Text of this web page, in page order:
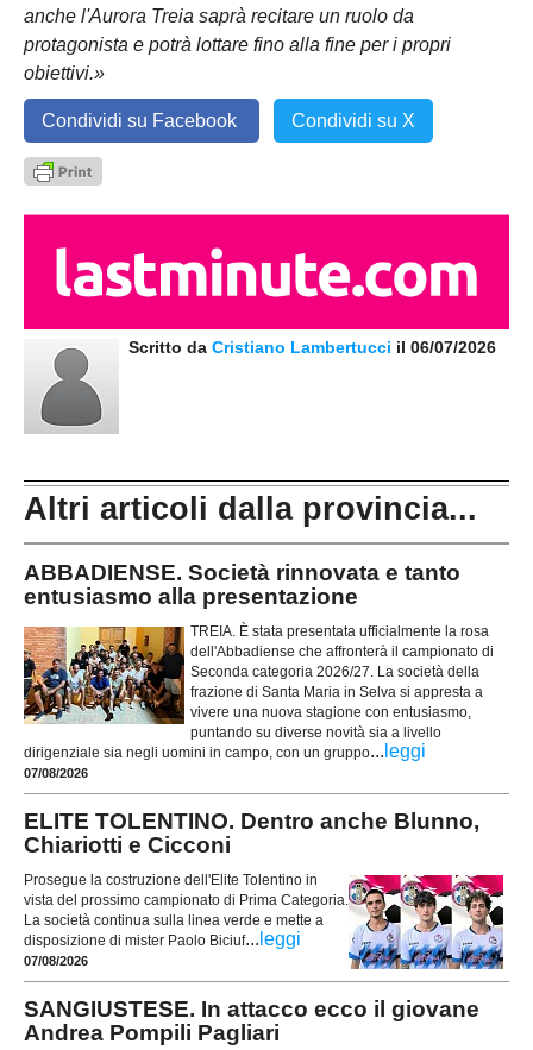
anche l'Aurora Treia saprà recitare un ruolo da
protagonista e potrà lottare fino alla fine per i propri
obiettivi.»
Condividi su Facebook Condividi su X
Scritto da Cristiano Lambertucci il 06/07/2026
Altri articoli dalla provincia...
ABBADIENSE. Società rinnovata e tanto
entusiasmo alla presentazione
TREIA. È stata presentata ufficialmente la rosa
dell'Abbadiense che affronterà il campionato di
Seconda categoria 2026/27. La società della
frazione di Santa Maria in Selva si appresta a
vivere una nuova stagione con entusiasmo,
puntando su diverse novità sia a livello
dirigenziale sia negli uomini in campo, con un gruppo... leggi
07/08/2026
ELITE TOLENTINO. Dentro anche Blunno,
Chiariotti e Cicconi
Prosegue la costruzione dell'Elite Tolentino in
vista del prossimo campionato di Prima Categoria.
La società continua sulla linea verde e mette a
disposizione di mister Paolo Biciuf... leggi
07/08/2026
SANGIUSTESE. In attacco ecco il giovane
Andrea Pompili Pagliari